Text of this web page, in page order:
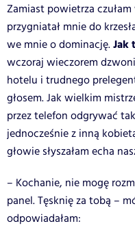
Zamiast powietrza
przygniatał mnie do
we mnie o dominację.Jak
wczoraj wieczorem
hotelu i trudnego
głosem. Jak wielkim
przez telefon odgrywać
jednocześnie z inną
głowie słyszałam echa
– Kochanie, nie mogę
panel. Tęsknię za tobą –
odpowiadałam: